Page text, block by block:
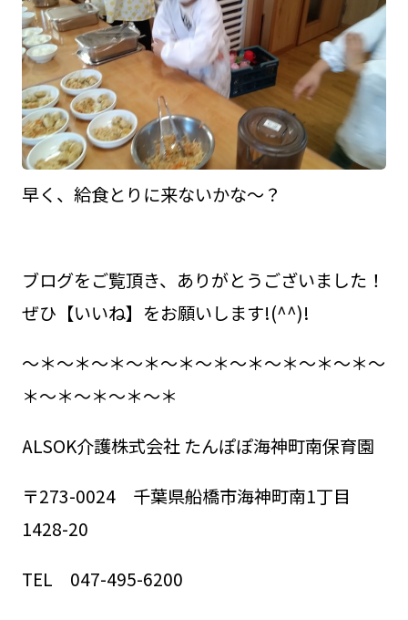
早く、給食とりに来ないかな～？
ブログをご覧頂き、ありがとうございました！
ぜひ【いいね】をお願いします!(^^)!
～＊～＊～＊～＊～＊～＊～＊～＊～＊～＊～
＊～＊～＊～＊～＊
ALSOK介護株式会社 たんぽぽ海神町南保育園
〒273-0024 千葉県船橋市海神町南1丁目
1428-20
TEL 047-495-6200